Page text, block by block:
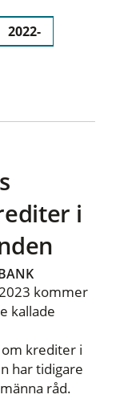
2022-
i
kommer
kallade
krediter i
har tidigare
råd.